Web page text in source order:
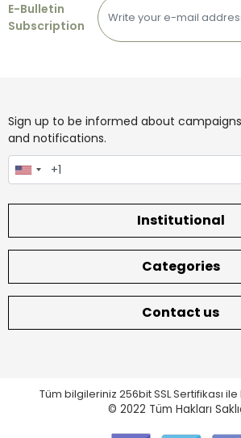
E-Bulletin
Subscription
Sign up to be informed about
and notifications.
Institutional
Categories
Contact us
Tüm bilgileriniz 256bit SSL Sertifikası
© 2022 Tüm Hakları